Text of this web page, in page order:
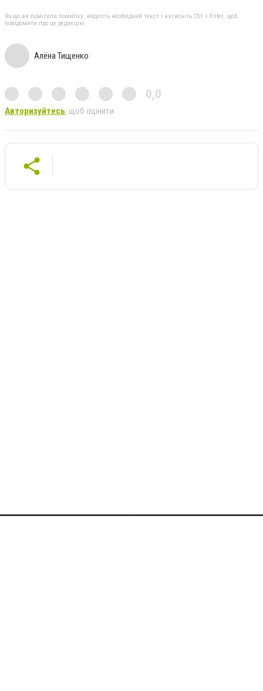
Якщо ви помітили помилку, виділіть необхідний текст і натисніть Ctrl + Enter, щоб
повідомити про це редакцію
Алёна Тищенко
0,0
Авторизуйтесь, щоб оцінити